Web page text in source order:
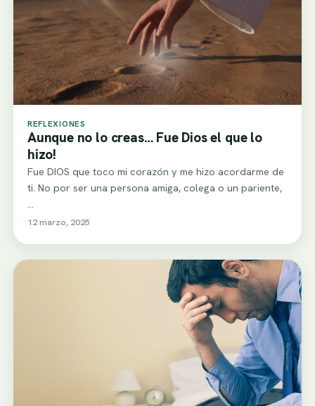
REFLEXIONES
Aunque no lo creas… Fue Dios el que lo
hizo!
Fue DIOS que toco mi corazón y me hizo acordarme de
ti. No por ser una persona amiga, colega o un pariente,
…
12 marzo, 2025